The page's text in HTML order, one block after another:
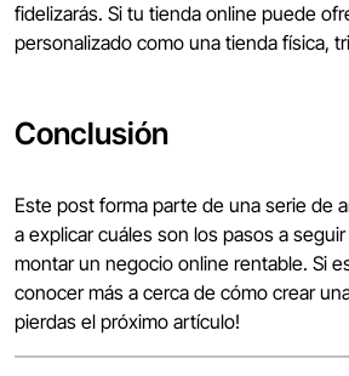
fidelizarás. Si tu tienda online puede
personalizado como una tienda física,
Conclusión
Este post forma parte de una serie de
a explicar cuáles son los pasos a
montar un negocio online rentable. Si
conocer más a cerca de cómo crear
pierdas el próximo artículo!